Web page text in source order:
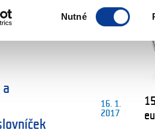
souhlasu
Nutné
a
16. 1.
2017